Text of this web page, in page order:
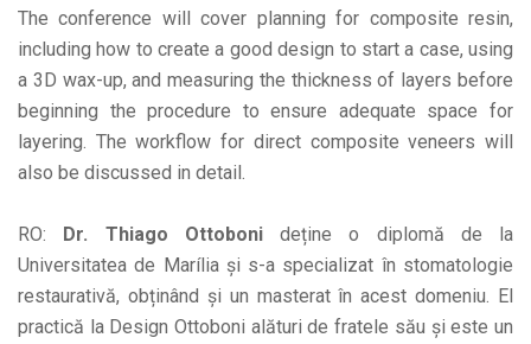
The conference will cover planning for composite resin,
including how to create a good design to start a case, using
a 3D wax-up, and measuring the thickness of layers before
beginning the procedure to ensure adequate space for
layering. The workflow for direct composite veneers will
also be discussed in detail.
RO: Dr. Thiago Ottobonideține o diplomă de la
Universitatea de Marília și s-a specializat în stomatologie
restaurativă, obținând și un masterat în acest domeniu. El
practică la Design Ottoboni alături de fratele său și este un